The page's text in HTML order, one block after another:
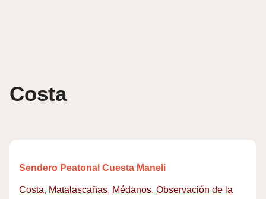
Costa
Sendero Peatonal Cuesta Maneli
Costa, Matalascañas, Médanos, Observación de la